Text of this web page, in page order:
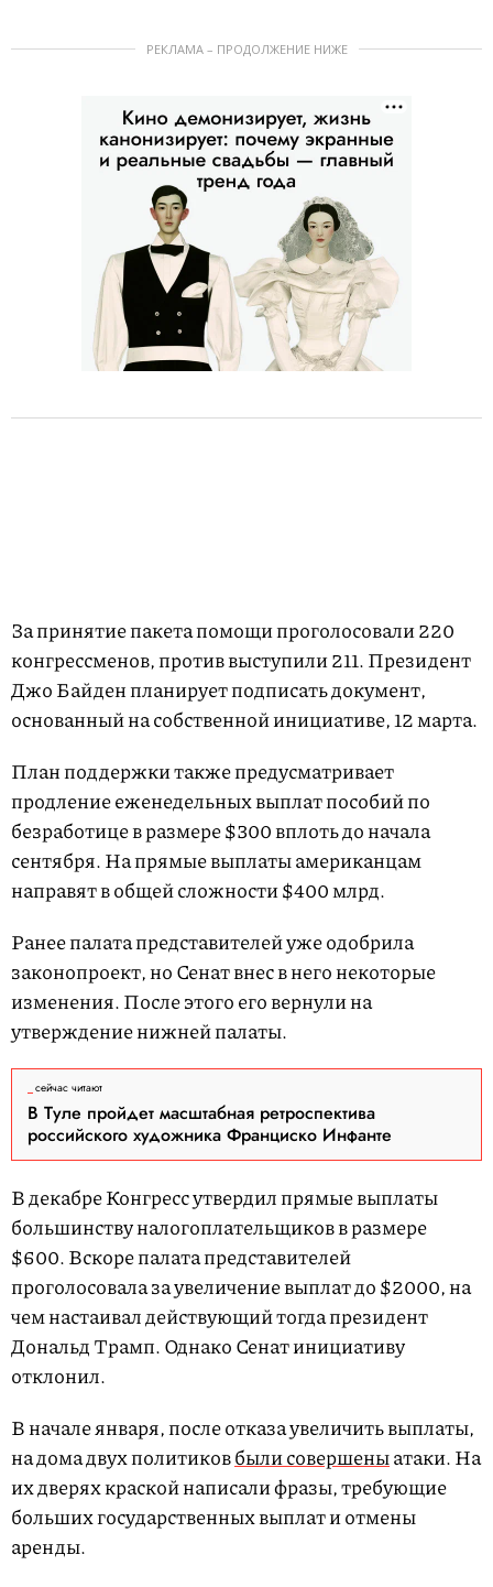
РЕКЛАМА – ПРОДОЛЖЕНИЕ НИЖЕ
За принятие пакета помощи проголосовали 220
конгрессменов, против выступили 211. Президент
Джо Байден планирует подписать документ,
основанный на собственной инициативе, 12 марта.
План поддержки также предусматривает
продление еженедельных выплат пособий по
безработице в размере $300 вплоть до начала
сентября. На прямые выплаты американцам
направят в общей сложности $400 млрд.
Ранее палата представителей уже одобрила
законопроект, но Сенат внес в него некоторые
изменения. После этого его вернули на
утверждение нижней палаты.
сейчас читают
В Туле пройдет масштабная ретроспектива
российского художника Франциско Инфанте
В декабре Конгресс утвердил прямые выплаты
большинству налогоплательщиков в размере
$600. Вскоре палата представителей
проголосовала за увеличение выплат до $2000, на
чем настаивал действующий тогда президент
Дональд Трамп. Однако Сенат инициативу
отклонил.
В начале января, после отказа увеличить выплаты,
на дома двух политиковбыли совершеныатаки. На
их дверях краской написали фразы, требующие
больших государственных выплат и отмены
аренды.